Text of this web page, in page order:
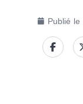
Publié le